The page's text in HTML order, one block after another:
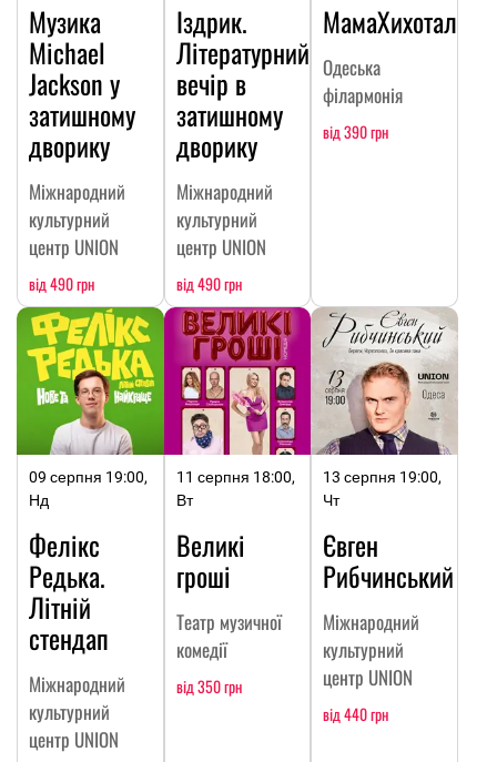
Музика
Michael
Jackson у
затишному
дворику
Міжнародний
культурний
центр UNION
від 490 грн
Іздрик.
Літературний
вечір в
затишному
дворику
Міжнародний
культурний
центр UNION
від 490 грн
МамаХихотала
Одеська
філармонія
від 390 грн
09 серпня 19:00,
Нд
Фелікс
Редька.
Літній
стендап
Міжнародний
культурний
центр UNION
11 серпня 18:00,
Вт
Великі
гроші
Театр музичної
комедії
від 350 грн
13 серпня 19:00,
Чт
Євген
Рибчинський
Міжнародний
культурний
центр UNION
від 440 грн